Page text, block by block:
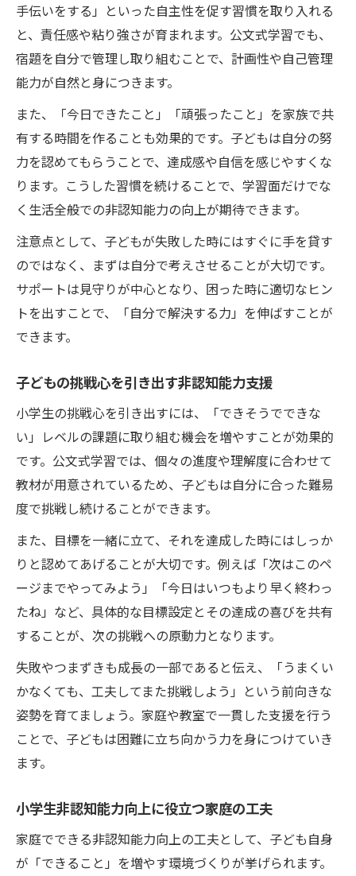
手伝いをする」といった自主性を促す習慣を取り入れる
と、責任感や粘り強さが育まれます。公文式学習でも、
宿題を自分で管理し取り組むことで、計画性や自己管理
能力が自然と身につきます。
また、「今日できたこと」「頑張ったこと」を家族で共
有する時間を作ることも効果的です。子どもは自分の努
力を認めてもらうことで、達成感や自信を感じやすくな
ります。こうした習慣を続けることで、学習面だけでな
く生活全般での非認知能力の向上が期待できます。
注意点として、子どもが失敗した時にはすぐに手を貸す
のではなく、まずは自分で考えさせることが大切です。
サポートは見守りが中心となり、困った時に適切なヒン
トを出すことで、「自分で解決する力」を伸ばすことが
できます。
子どもの挑戦心を引き出す非認知能力支援
小学生の挑戦心を引き出すには、「できそうでできな
い」レベルの課題に取り組む機会を増やすことが効果的
です。公文式学習では、個々の進度や理解度に合わせて
教材が用意されているため、子どもは自分に合った難易
度で挑戦し続けることができます。
また、目標を一緒に立て、それを達成した時にはしっか
りと認めてあげることが大切です。例えば「次はこのペ
ージまでやってみよう」「今日はいつもより早く終わっ
たね」など、具体的な目標設定とその達成の喜びを共有
することが、次の挑戦への原動力となります。
失敗やつまずきも成長の一部であると伝え、「うまくい
かなくても、工夫してまた挑戦しよう」という前向きな
姿勢を育てましょう。家庭や教室で一貫した支援を行う
ことで、子どもは困難に立ち向かう力を身につけていき
ます。
小学生非認知能力向上に役立つ家庭の工夫
家庭でできる非認知能力向上の工夫として、子ども自身
が「できること」を増やす環境づくりが挙げられます。